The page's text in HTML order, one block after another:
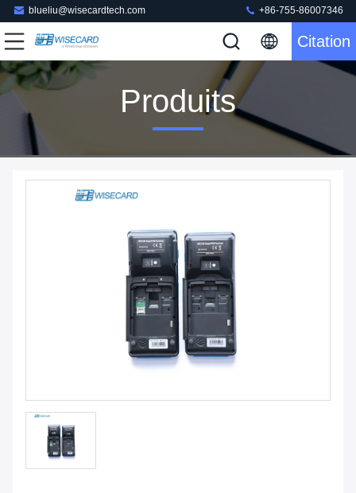
blueliu@wisecardtech.com +86-755-86007346
Citation
Produits